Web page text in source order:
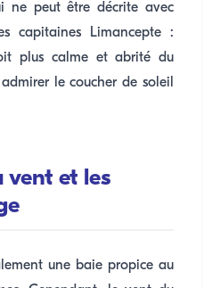
ne peut être décrite avec
capitaines Limancepte :
plus calme et abrité du
le coucher de soleil
vent et les
une baie propice au